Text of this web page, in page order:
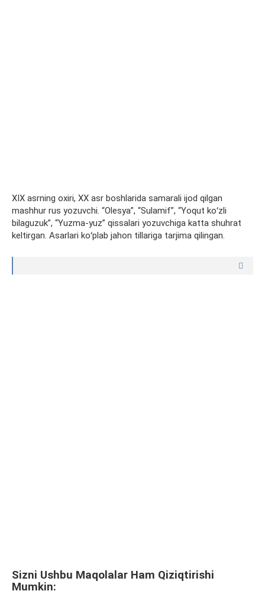
XIX asrning oxiri, XX asr boshlarida samarali ijod qilgan
mashhur rus yozuvchi. “Olesya”, “Sulamif”, “Yoqut koʻzli
bilaguzuk”, “Yuzma-yuz” qissalari yozuvchiga katta shuhrat
keltirgan. Asarlari koʻplab jahon tillariga tarjima qilingan.
Sizni Ushbu Maqolalar Ham Qiziqtirishi
Mumkin: